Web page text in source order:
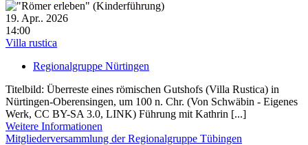
19. Apr.. 2026
14:00
Villa rustica
Regionalgruppe Nürtingen
Titelbild: Überreste eines römischen Gutshofs (Villa Rustica) in
Nürtingen-Oberensingen, um 100 n. Chr. (Von Schwäbin - Eigenes
Werk, CC BY-SA 3.0, LINK) Führung mit Kathrin [...]
Weitere Informationen
Mitgliederversammlung der Regionalgruppe Tübingen